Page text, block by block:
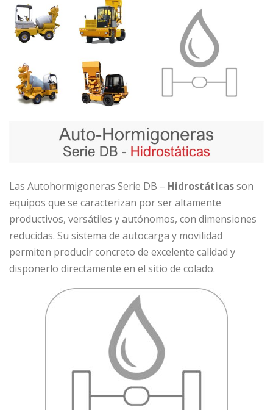
Las Autohormigoneras Serie DB – Hidrostáticasson
equipos que se caracterizan por ser altamente
productivos, versátiles y autónomos, con dimensiones
reducidas. Su sistema de autocarga y movilidad
permiten producir concreto de excelente calidad y
disponerlo directamente en el sitio de colado.